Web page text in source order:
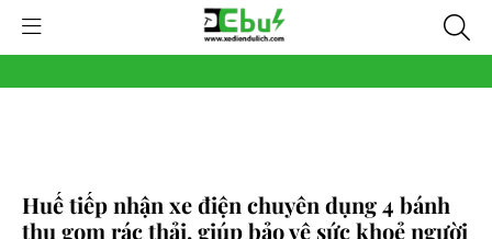
Huế tiếp nhận xe điện chuyên dụng 4 bánh
thu gom rác thải, giúp bảo vệ sức khoẻ người